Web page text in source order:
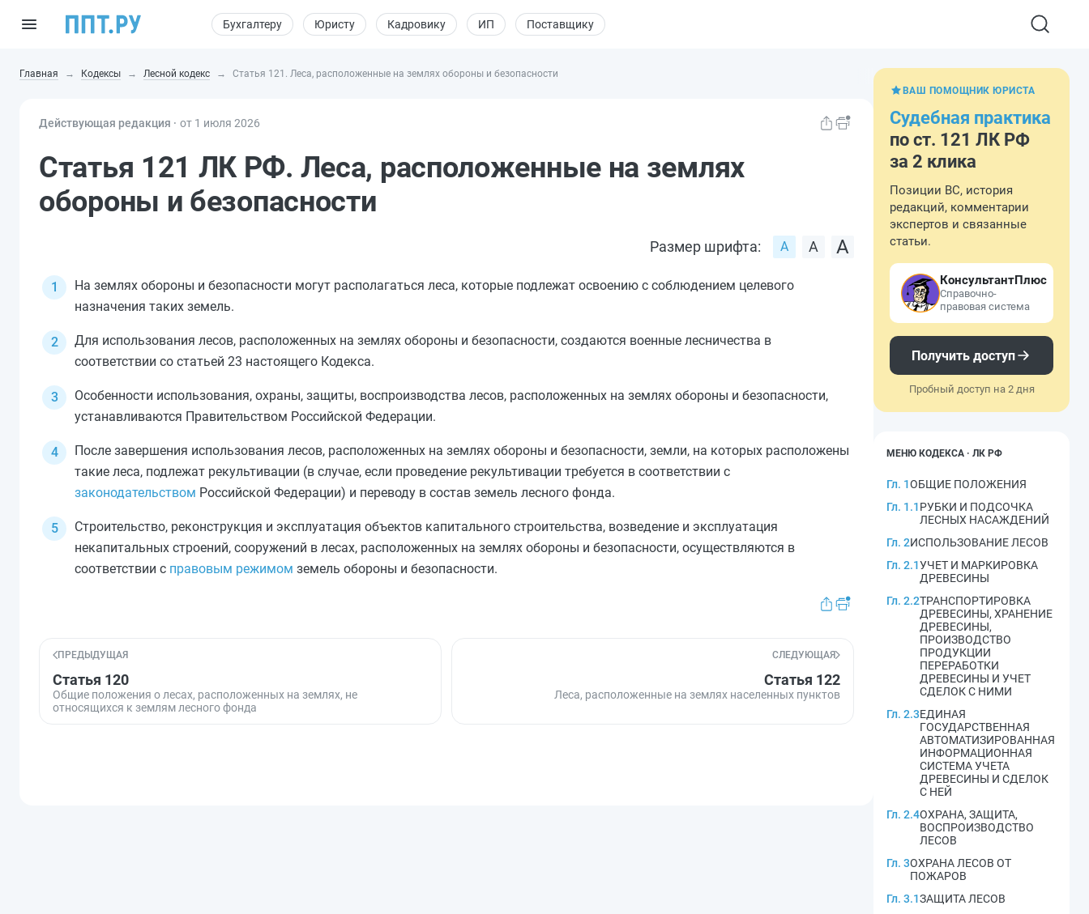
Бухгалтеру Юристу Кадровику ИП Поставщику
Главная Кодексы Лесной кодекс Статья 121. Леса, расположенные на землях обороны и безопасности
Действующая редакция ⸱ от 1 июля 2026
Статья 121 ЛК РФ. Леса, расположенные на землях
обороны и безопасности
Размер шрифта:
На землях обороны и безопасности могут располагаться леса, которые подлежат освоению с соблюдением целевого
назначения таких земель.
Для использования лесов, расположенных на землях обороны и безопасности, создаются военные лесничества в
соответствии со статьей 23 настоящего Кодекса.
Особенности использования, охраны, защиты, воспроизводства лесов, расположенных на землях обороны и безопасности,
устанавливаются Правительством Российской Федерации.
После завершения использования лесов, расположенных на землях обороны и безопасности, земли, на которых расположены
такие леса, подлежат рекультивации (в случае, если проведение рекультивации требуется в соответствии с
законодательством Российской Федерации) и переводу в состав земель лесного фонда.
Строительство, реконструкция и эксплуатация объектов капитального строительства, возведение и эксплуатация
некапитальных строений, сооружений в лесах, расположенных на землях обороны и безопасности, осуществляются в
соответствии с правовым режимом земель обороны и безопасности.
ПРЕДЫДУЩАЯ
Статья 120
Общие положения о лесах, расположенных на землях, не
относящихся к землям лесного фонда
СЛЕДУЮЩАЯ
Статья 122
Леса, расположенные на землях населенных пунктов
ВАШ ПОМОЩНИК ЮРИСТА
Судебная практика
по ст. 121 ЛК РФ
за 2 клика
Позиции ВС, история
редакций, комментарии
экспертов и связанные
статьи.
КонсультантПлюс
Справочно-
правовая система
Получить доступ
Пробный доступ на 2 дня
МЕНЮ КОДЕКСА · ЛК РФ
Гл. 1ОБЩИЕ ПОЛОЖЕНИЯ
Гл. 1.1РУБКИ И ПОДСОЧКА
ЛЕСНЫХ НАСАЖДЕНИЙ
Гл. 2ИСПОЛЬЗОВАНИЕ ЛЕСОВ
Гл. 2.1УЧЕТ И МАРКИРОВКА
ДРЕВЕСИНЫ
Гл. 2.2ТРАНСПОРТИРОВКА
ДРЕВЕСИНЫ, ХРАНЕНИЕ
ДРЕВЕСИНЫ,
ПРОИЗВОДСТВО
ПРОДУКЦИИ
ПЕРЕРАБОТКИ
ДРЕВЕСИНЫ И УЧЕТ
СДЕЛОК С НИМИ
Гл. 2.3ЕДИНАЯ
ГОСУДАРСТВЕННАЯ
АВТОМАТИЗИРОВАННАЯ
ИНФОРМАЦИОННАЯ
СИСТЕМА УЧЕТА
ДРЕВЕСИНЫ И СДЕЛОК
С НЕЙ
Гл. 2.4ОХРАНА, ЗАЩИТА,
ВОСПРОИЗВОДСТВО
ЛЕСОВ
Гл. 3ОХРАНА ЛЕСОВ ОТ
ПОЖАРОВ
Гл. 3.1ЗАЩИТА ЛЕСОВ